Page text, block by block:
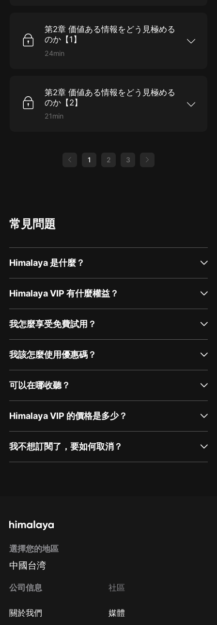
第2章 価値ある情報をどう見極める
のか【1】
24min
第2章 価値ある情報をどう見極める
のか【2】
21min
1 2 3
常見問題
Himalaya 是什麼？
Himalaya VIP 有什麼權益？
我怎麼享受免費試用？
我該怎麼使用優惠碼？
可以在哪收聽？
Himalaya VIP 的價格是多少？
我不想訂閱了，要如何取消？
方法 Google Play取消訂閱方法
選擇您的地區
中國台湾
公司信息
關於我們
社區
媒體